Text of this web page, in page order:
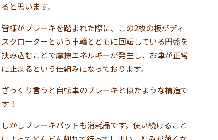
ると思います。
皆様がブレーキを踏まれた際に、この2枚の板がディ
スクローターという車輪とともに回転している円盤を
挟み込むことで摩擦エネルギーが発生し、お車が正常
に止まるという仕組みになっております。
ざっくり言うと自転車のブレーキと似たような構造で
す！
しかしブレーキパッドも消耗品です。使い続けること